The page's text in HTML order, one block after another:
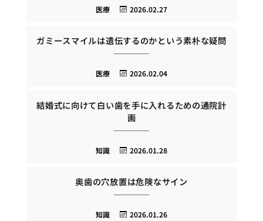
2026.02.27
医療
ガミースマイルは遺伝するのかという素朴な疑問
2026.02.04
医療
結婚式に向けて白い歯を手に入れるための通院計
画
2026.01.28
知識
奥歯の穴放置は危険なサイン
2026.01.26
知識